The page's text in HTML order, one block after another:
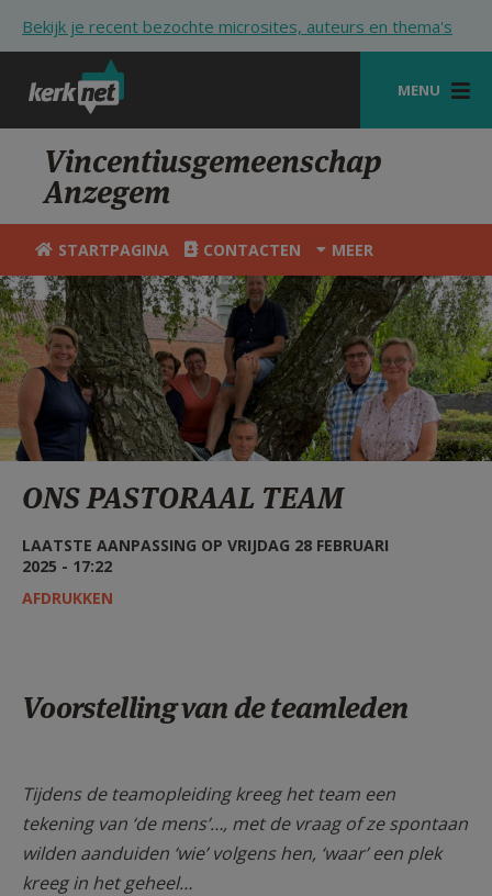
Bekijk je recent bezochte microsites, auteurs en thema's
MENU
STARTPAGINA
KERK
VIERINGEN
SHOP
ZOEKEN
HULP
STARTPAGINA PORTAAL
MIJN PAROCHIE
AANMELDEN OF REGISTREREN
Vincentiusgemeenschap
Anzegem
STARTPAGINA CONTACTEN MEER
ONS PASTORAAL TEAM
LAATSTE AANPASSING OP VRIJDAG 28 FEBRUARI
2025 - 17:22
AFDRUKKEN
Voorstelling van de teamleden
Tijdens de teamopleiding kreeg het team een
tekening van ‘de mens’…, met de vraag of ze spontaan
wilden aanduiden ‘wie’ volgens hen, ‘waar’ een plek
kreeg in het geheel…